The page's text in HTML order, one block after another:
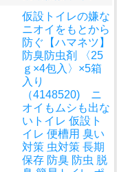
仮設トイレの嫌な
ニオイをもとから
防ぐ 【ハマネツ】
防臭防虫剤 〈25
ｇ×4包入〉×5箱
入り
（4148520) ニ
オイもムシも出な
いトイレ 仮設ト
イレ 便槽用 臭い
対策 虫対策 長期
保存 防臭 防虫 脱